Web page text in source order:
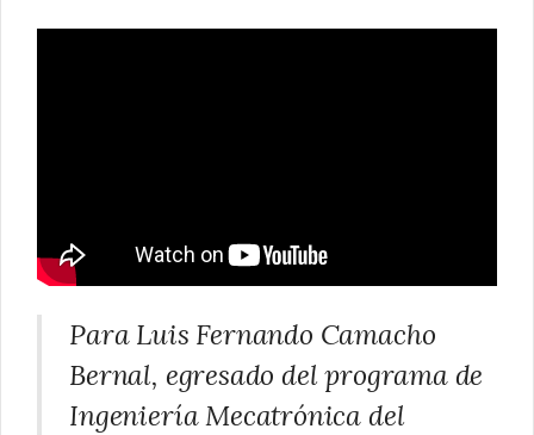
Para Luis Fernando Camacho
Bernal, egresado del programa de
Ingeniería Mecatrónica del